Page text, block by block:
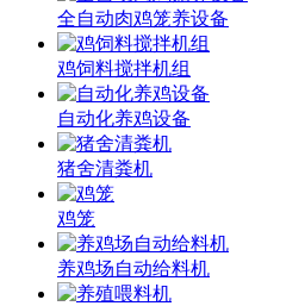
全自动肉鸡笼养设备
鸡饲料搅拌机组
自动化养鸡设备
猪舍清粪机
鸡笼
养鸡场自动给料机